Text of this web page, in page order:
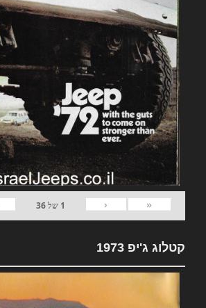
«
‹
1 של36
קטלוג ג'יפ 1973